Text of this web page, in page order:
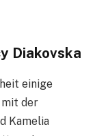
Diakovska
einige
mit der
Kamelia